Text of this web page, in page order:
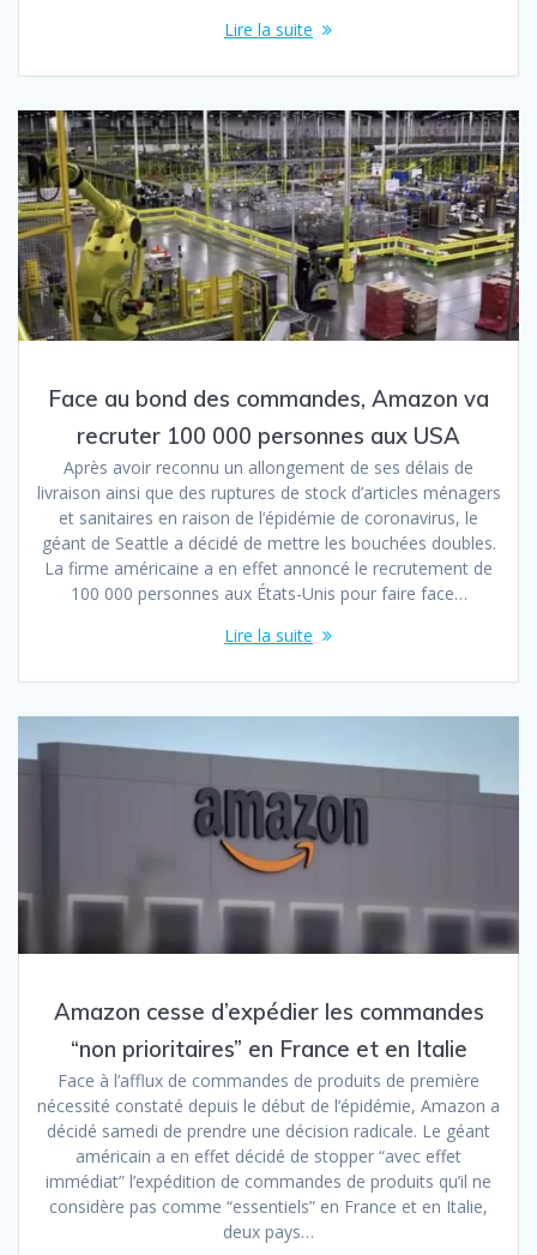
Lire la suite
Face au bond des commandes, Amazon va
recruter 100 000 personnes aux USA
Après avoir reconnu un allongement de ses délais de
livraison ainsi que des ruptures de stock d’articles ménagers
et sanitaires en raison de l’épidémie de coronavirus, le
géant de Seattle a décidé de mettre les bouchées doubles.
La firme américaine a en effet annoncé le recrutement de
100 000 personnes aux États-Unis pour faire face…
Lire la suite
Amazon cesse d’expédier les commandes
“non prioritaires” en France et en Italie
Face à l’afflux de commandes de produits de première
nécessité constaté depuis le début de l’épidémie, Amazon a
décidé samedi de prendre une décision radicale. Le géant
américain a en effet décidé de stopper “avec effet
immédiat” l’expédition de commandes de produits qu’il ne
considère pas comme “essentiels” en France et en Italie,
deux pays…